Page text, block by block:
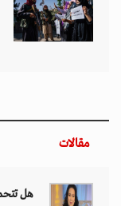
مقالات
هل تتحمل